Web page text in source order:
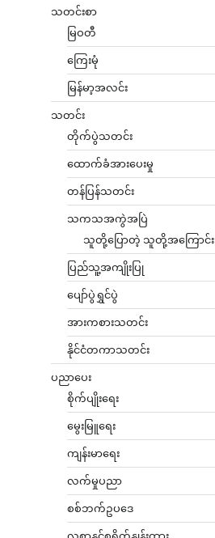
သတင်းစာ
မြဝတီ
ကြေးမုံ
မြန်မာ့အလင်း
သတင်း
တိုက်ပွဲသတင်း
ထောက်ခံအားပေးမှု
တန်ပြန်သတင်း
သကသအကွဲအပြဲ
သူတို့ပြောတဲ့ သူတို့အကြောင်း
ပြည်သူ့အကျိုးပြု
ပျော်ပွဲရွှင်ပွဲ
အားကစားသတင်း
နိုင်ငံတကာသတင်း
ပညာပေး
စိုက်ပျိုးရေး
မွေးမြူရေး
ကျန်းမာရေး
လက်မှုပညာ
စစ်ဘက်ဥပဒေ
လစာနှင့်စရိတ်နှုန်းထား